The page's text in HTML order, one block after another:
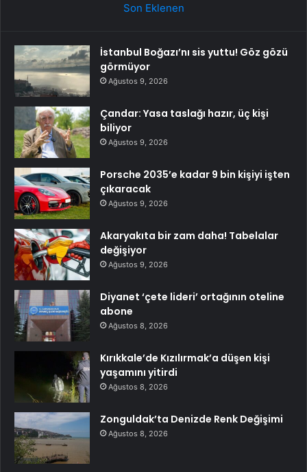
Son Eklenen
İstanbul Boğazı’nı sis yuttu! Göz gözü
görmüyor
Ağustos 9, 2026
Çandar: Yasa taslağı hazır, üç kişi
biliyor
Ağustos 9, 2026
Porsche 2035’e kadar 9 bin kişiyi işten
çıkaracak
Ağustos 9, 2026
Akaryakıta bir zam daha! Tabelalar
değişiyor
Ağustos 9, 2026
Diyanet ‘çete lideri’ ortağının oteline
abone
Ağustos 8, 2026
Kırıkkale’de Kızılırmak’a düşen kişi
yaşamını yitirdi
Ağustos 8, 2026
Zonguldak’ta Denizde Renk Değişimi
Ağustos 8, 2026